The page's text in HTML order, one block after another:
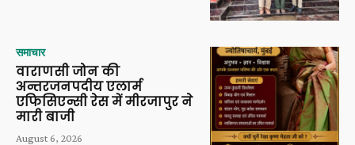
समाचार
वाराणसी जोन की
अन्तरजनपदीय एलार्म
एफिसिएन्सी रेस में मीरजापुर ने
मारी बाजी
August 6, 2026